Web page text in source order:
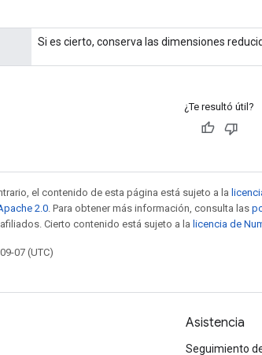
Si es cierto, conserva las dimensiones
¿Te resultó útil?
el contenido de esta página está sujeto a la
2.0 . Para obtener más información, consulta las
Cierto contenido está sujeto a la licencia de
07 (UTC)
Asistencia
Seguimiento